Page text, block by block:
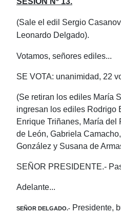
(Sale el edil Sergio
Leonardo Delgado).
Votamos, señores ediles...
SE VOTA: unanimidad, 22
(Se retiran los ediles María
ingresan los ediles Rodrigo
Enrique Triñanes, María del
de León, Gabriela
González y Susana de
SEÑOR PRESIDENTE.-
Adelante...
SEÑOR DELGADO.- Presidente,